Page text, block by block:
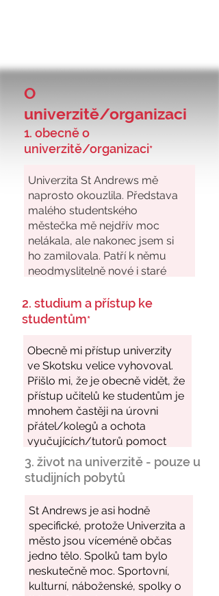
O
univerzitě/organizaci
1. obecně o
univerzitě/organizaci*
2. studium a přístup ke
studentům*
3. život na univerzitě - pouze u
studijních pobytů